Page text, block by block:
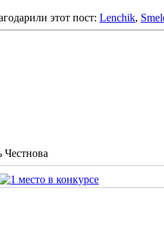
этот пост: Lenchik,